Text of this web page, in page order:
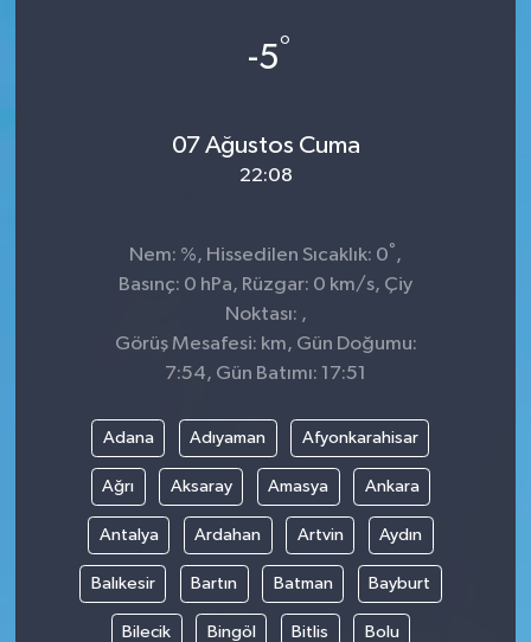
-5°
07 Ağustos Cuma
22:08
Nem: %, Hissedilen Sıcaklık: 0° ,
Basınç: 0 hPa, Rüzgar: 0 km/s, Çiy
Noktası: ,
Görüş Mesafesi: km, Gün Doğumu:
7:54, Gün Batımı: 17:51
Adana Adıyaman Afyonkarahisar
Ağrı Aksaray Amasya Ankara
Antalya Ardahan Artvin Aydın
Balıkesir Bartın Batman Bayburt
Bilecik Bingöl Bitlis Bolu
Türkiye